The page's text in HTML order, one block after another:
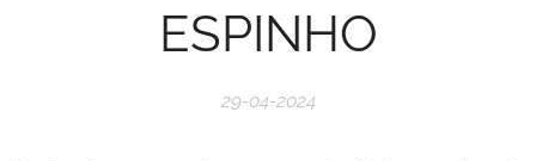
ESPINHO
29-04-2024